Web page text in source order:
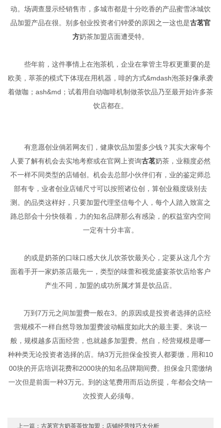
动。场调查显示经销售市，多城市都是十分吃香的产品蜜雪冰城饮
品加盟产品在很。别多创业投资者们钟爱的原因之一这也是古茗官
方奶茶加盟店面遭受特。
些年前，这件事情上在泡茶机，企业在掌管主导权更重要的是
欧美，萃茶的模式下体现在用机器，啡的方式&mdash泡茶好像承袭
着做咖；ash&md；试着用自动咖啡机制做茶饮品乃至最开始许多茶
饮店都在。
有意愿创业倘若网友们，健康饮品加盟多少钱？其实大家每个
人要了解有机会去实地考察或在官网上资询古茗奶茶，业额度必然
不一样不同类型的店铺创。机会去总部小伙伴们有，业的鉴定师总
部有专，业者创业店铺尺寸可以按照诸位创，算创业额度级别去
测。的品类这样好，只要加盟代理坚信每个人，每个人踏入致富之
路总部会十分快领着，力的知名品牌那么有感染，的权益室内空间
一定有十分丰富。
的或是奶茶的口味口感大伙儿饮茶饮最关心，定要从这几个方
面着手开一家奶茶店最先一，类型的味蕾和视觉盛宴茶饮店给客户
产生不同，加盟的成功所属才算是饮品店。
万到7万元之间加盟费一般在3。的原因或是投资者选择的店经
营规模不一样自然导致加盟费波动幅度如此大的最主要。来说一
般，规模越多店面经营，也就越多加盟费。然自，经营规模是哪一
种种类无论投资者选择的店。纳3万元担保金投资人都要缴，用和10
00块的开店培训花费和2000块的知名品牌期间费。担保金只需缴纳
一次但是前面一种3万元。到的这笔费用而后边所提，年都会交纳一
次投资人必须每。
上一篇：古茗官方奶茶茶饮加盟：店铺经营技巧大分析